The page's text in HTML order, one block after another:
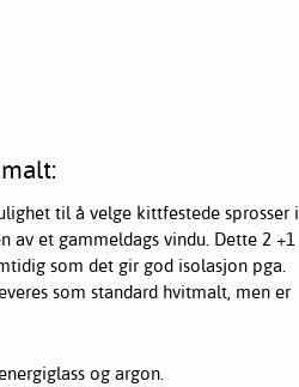
til å velge kittfestede sprosser i
av et gammeldags vindu. Dette 2 +1
som det gir god isolasjon pga.
som standard hvitmalt, men er
og argon.